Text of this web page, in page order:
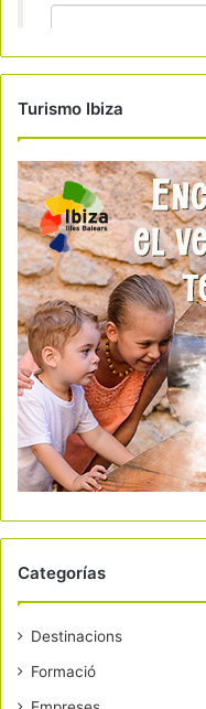
Turismo Ibiza
Categorías
Destinacions
Formació